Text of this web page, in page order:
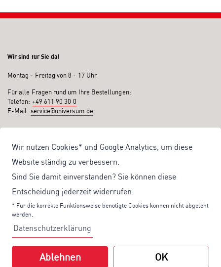
Wir nutzen Cookies* und Google Analytics, um diese
Website ständig zu verbessern.
Sind Sie damit einverstanden? Sie können diese
Entscheidung jederzeit widerrufen.
* Für die korrekte Funktionsweise benötigte Cookies können nicht abgeleht
werden.
Datenschutzerklärung
Ablehnen OK
Wir sind für Sie da!
Montag - Freitag von 8 - 17 Uhr
Für alle Fragen rund um Ihre Bestellungen:
Telefon: +49 611 90 30 0
E-Mail: service@universum.de
Kostenloser Versand ab 50€ Bestellwert
Sicher Einkaufen: Rechnung, PayPal
Produktentwicklung von eigener Fachredaktion
Sonderaktionen & Preisvorteile
Aktuelle News zu unseren Shop-Angeboten
Mit unserem Newsletter UV-Report informieren wir Sie regelmäßig über
aktuelle Angebote und neue Produkte:
geht es zu unserem Newsletter.